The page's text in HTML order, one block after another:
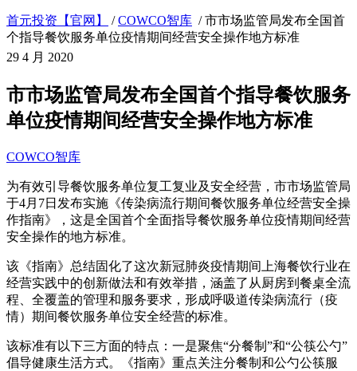
首元投资【官网】 /COWCO智库 /市市场监管局发布全国首
个指导餐饮服务单位疫情期间经营安全操作地方标准
29 4 月 2020
市市场监管局发布全国首个指导餐饮服务
单位疫情期间经营安全操作地方标准
COWCO智库
为有效引导餐饮服务单位复工复业及安全经营，市市场监管局
于4月7日发布实施《传染病流行期间餐饮服务单位经营安全操
作指南》，这是全国首个全面指导餐饮服务单位疫情期间经营
安全操作的地方标准。
该《指南》总结固化了这次新冠肺炎疫情期间上海餐饮行业在
经营实践中的创新做法和有效举措，涵盖了从厨房到餐桌全流
程、全覆盖的管理和服务要求，形成呼吸道传染病流行（疫
情）期间餐饮服务单位安全经营的标准。
该标准有以下三方面的特点：一是聚焦“分餐制”和“公筷公勺”
倡导健康生活方式。《指南》重点关注分餐制和公勺公筷服